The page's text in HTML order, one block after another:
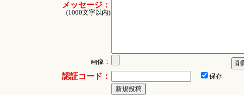
メッセージ：
(1000文字以内)
画像：
認証コード： 保存